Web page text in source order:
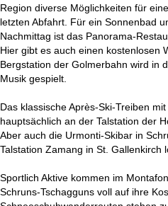
Region diverse Möglichkeiten für
letzten Abfahrt. Für ein Sonnenbad
Nachmittag ist das Panorama-
Hier gibt es auch einen kostenlosen
Bergstation der Golmerbahn wird in
Musik gespielt.
Das klassische Après-Ski-Treiben
hauptsächlich an der Talstation der
Aber auch die Urmonti-Skibar in
Talstation Zamang in St. Gallenkirch
Sportlich Aktive kommen im
Schruns-Tschagguns voll auf ihre